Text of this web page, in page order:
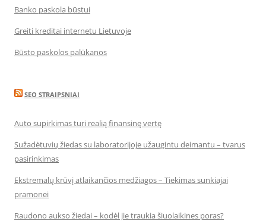
Banko paskola būstui
Greiti kreditai internetu Lietuvoje
Būsto paskolos palūkanos
SEO STRAIPSNIAI
Auto supirkimas turi realią finansinę vertę
Sužadėtuvių žiedas su laboratorijoje užaugintu deimantu – tvarus
pasirinkimas
Ekstremalų krūvį atlaikančios medžiagos – Tiekimas sunkiajai
pramonei
Raudono aukso žiedai – kodėl jie traukia šiuolaikines poras?